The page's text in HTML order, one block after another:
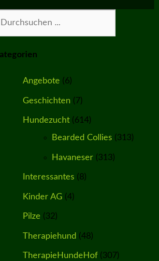
Angebote (6)
Geschichten (7)
Hundezucht (614)
Bearded Collies (313)
Havaneser (313)
Interessantes (8)
Kinder AG (4)
Pilze (32)
Therapiehund (48)
TherapieHundeHof (307)